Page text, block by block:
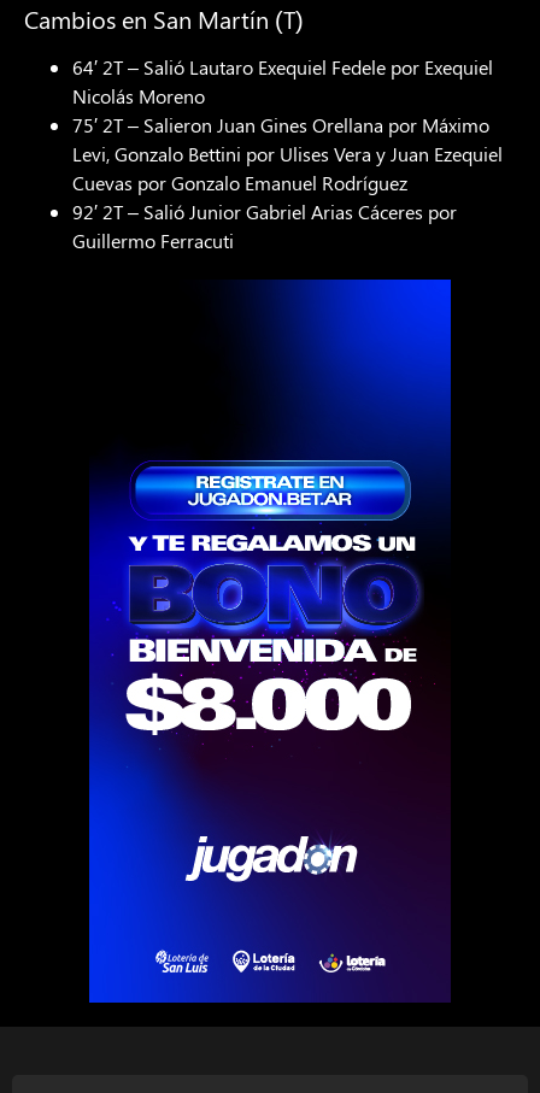
Cambios en San Martín (T)
64′ 2T – Salió Lautaro Exequiel Fedele por Exequiel
Nicolás Moreno
75′ 2T – Salieron Juan Gines Orellana por Máximo
Levi, Gonzalo Bettini por Ulises Vera y Juan Ezequiel
Cuevas por Gonzalo Emanuel Rodríguez
92′ 2T – Salió Junior Gabriel Arias Cáceres por
Guillermo Ferracuti